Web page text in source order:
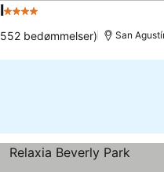
4 Stjerner
bedømmelser) San